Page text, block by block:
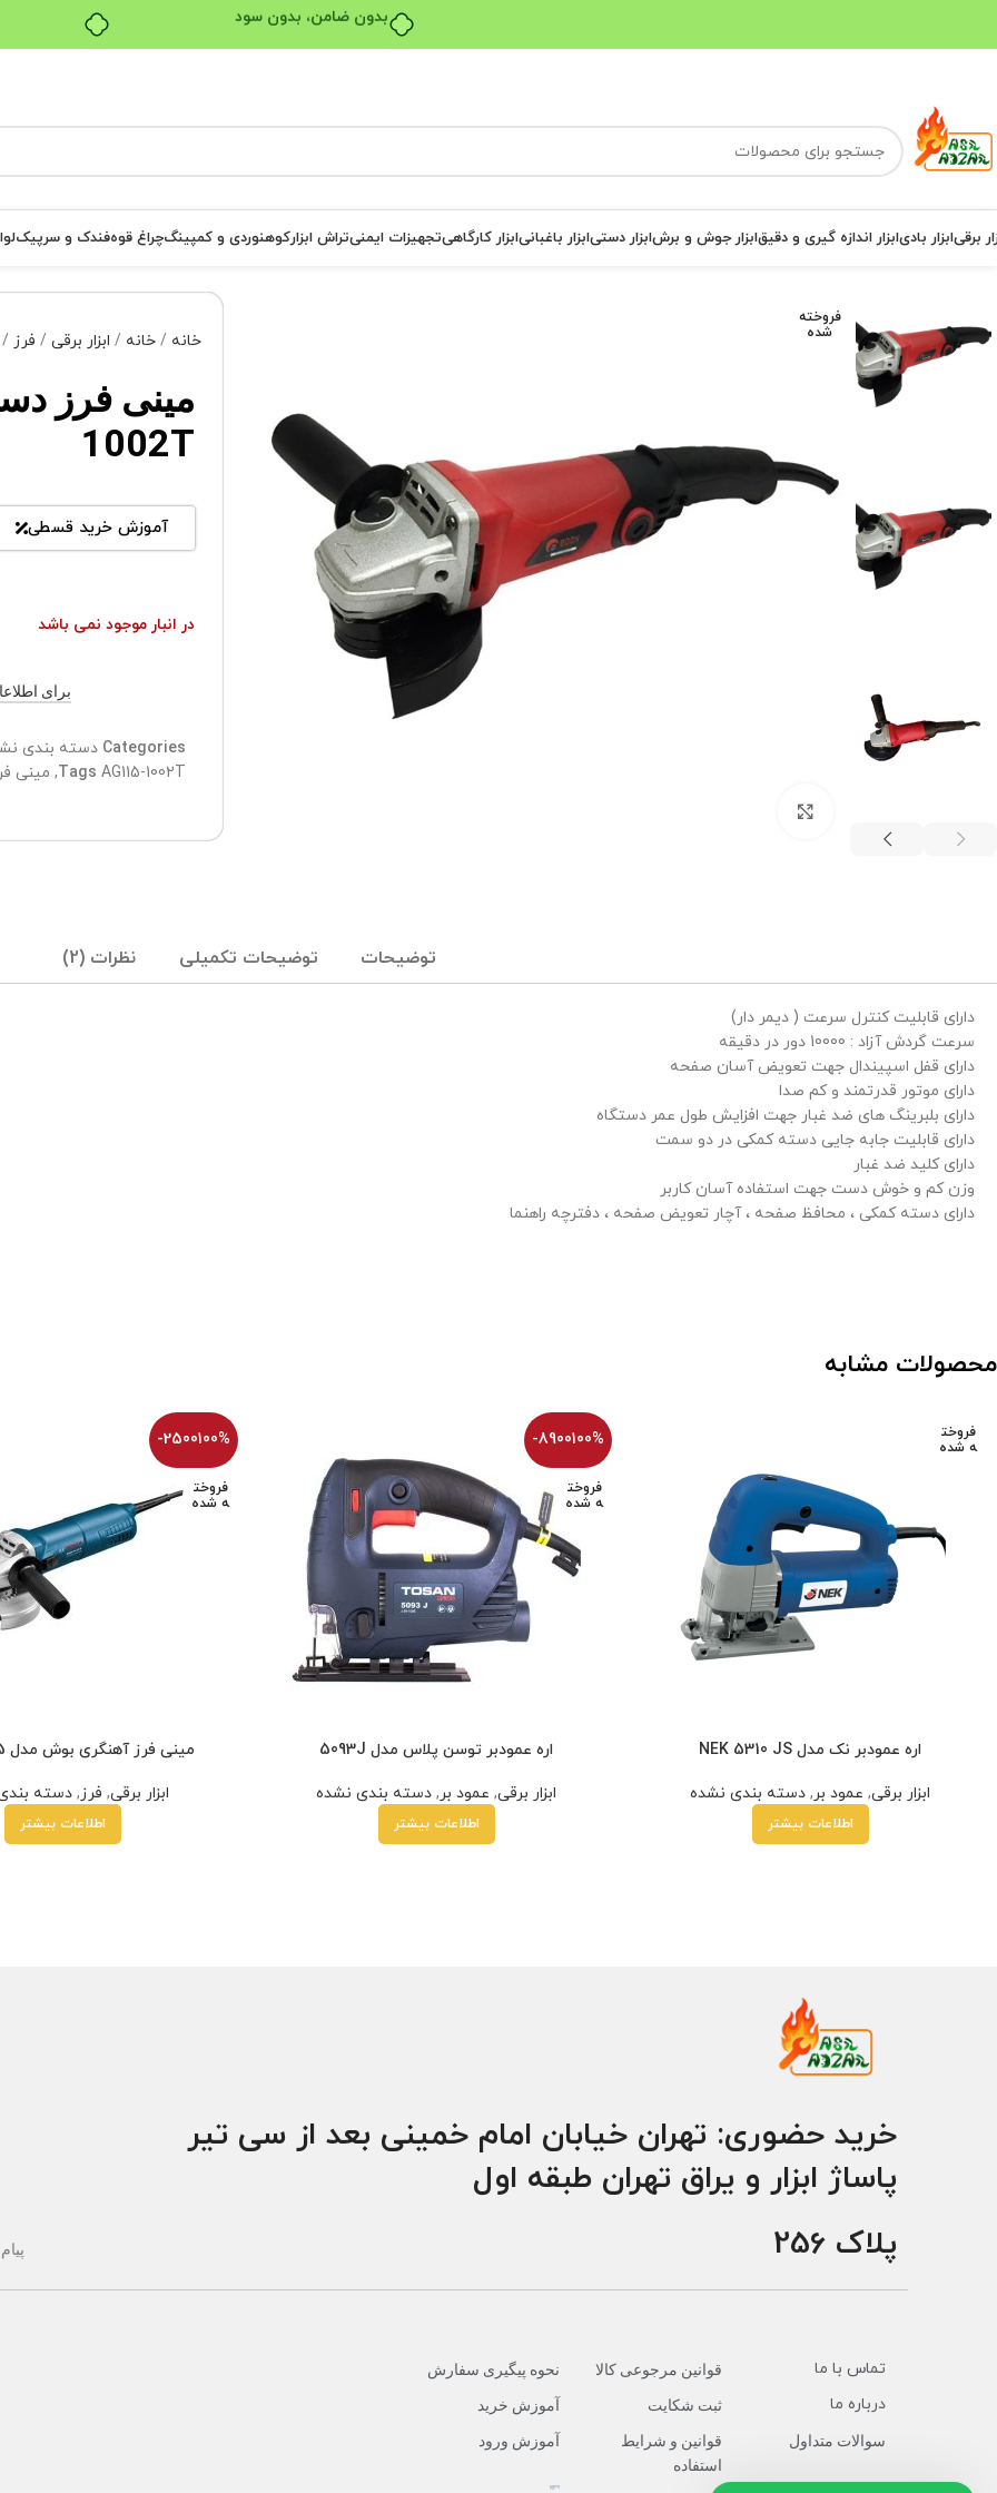
بدون ضامن، بدون سود
برقیابزار بادیابزار اندازه گیری و دقیقابزار جوش و برشابزار دستیابزار باغبانیابزار کارگاهیتجهیزات ایمنیتراش ابزارکوهنوردی و کمپینگچراغ قوهفندک و سرپیک
فروخته
شده
خانه خانه ابزار برقی فرز
1002T
آموزش خرید قسطی
در انبار موجود نمی باشد
برای
Categories دسته بندی
Tags AG115-1002T
, مینی
توضیحات توضیحات تکمیلی نظرات (2)
دارای قابلیت کنترل سرعت ( دیمر دار)
سرعت گردش آزاد : 10000 دور در دقیقه
دارای قفل اسپیندال جهت تعویض آسان صفحه
دارای موتور قدرتمند و کم صدا
دارای بلبرینگ های ضد غبار جهت افزایش طول عمر دستگاه
دارای قابلیت جابه جایی دسته کمکی در دو سمت
دارای کلید ضد غبار
وزن کم و خوش دست جهت استفاده آسان کاربر
دارای دسته کمکی ، محافظ صفحه ، آچار تعویض صفحه ، دفترچه راهنما
محصولات مشابه
فروخت
ه شده
اره عمودبر نک مدل NEK 5310 JS
ابزار برقی, عمود بر , دسته بندی نشده
اطلاعات بیشتر
-8900100%
فروخت
ه شده
اره عمودبر توسن پلاس مدل 5093J
ابزار برقی, عمود بر , دسته بندی نشده
اطلاعات بیشتر
-2500100%
فروخت
ه شده
مینی فرز آهنگری بوش مدل GWS 9-115
ابزار برقی, فرز ,دسته
اطلاعات بیشتر
خرید حضوری: تهران خیابان امام خمینی بعد از سی تیر
پاساژ ابزار و یراق تهران طبقه اول
پلاک 256
تماس با ما
درباره ما
سوالات متداول
قوانین مرجوعی کالا
ثبت شکایت
قوانین و شرایط
استفاده
نحوه پیگیری سفارش
آموزش خرید
آموزش ورود